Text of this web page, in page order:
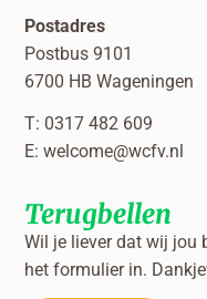
Postadres
Postbus 9101
6700 HB Wageningen
T: 0317 482 609
E:welcome@wcfv.nl
Terugbellen
Wil je liever dat wij jou
het formulier in.